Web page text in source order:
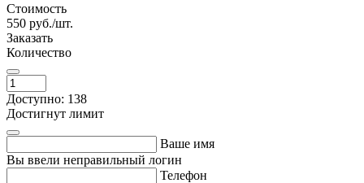
Стоимость
550 руб./шт.
Заказать
Количество
Доступно: 138
Достигнут лимит
Ваше имя
Вы ввели неправильный логин
Телефон